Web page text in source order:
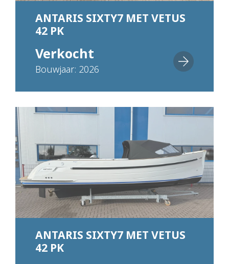
ANTARIS SIXTY7 MET VETUS
42 PK
Verkocht
Bouwjaar: 2026
ANTARIS SIXTY7 MET VETUS
42 PK